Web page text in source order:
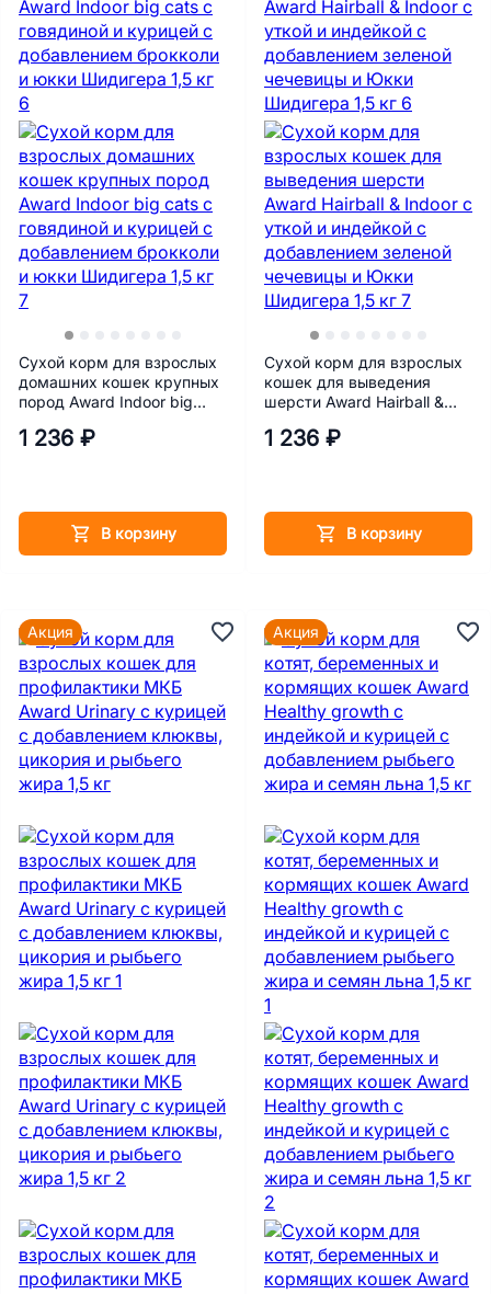
Сухой корм для взрослых
домашних кошек крупных
пород Award Indoor big
с добавлением брокколи и
1 236 ₽
В корзину
Сухой корм для взрослых
кошек для выведения
шерсти Award Hairball &
добавлением зеленой
1 236 ₽
В корзину
Акция Акция